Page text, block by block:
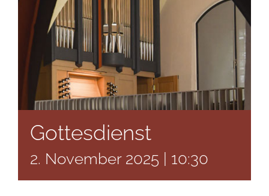
Gottesdienst
2. November 2025 | 10:30